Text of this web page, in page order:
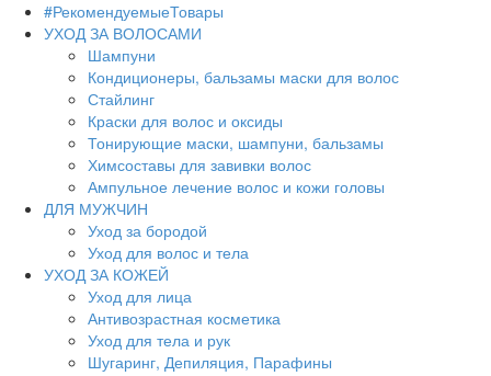
#РекомендуемыеТовары
УХОД ЗА ВОЛОСАМИ
Шампуни
Кондиционеры, бальзамы маски для волос
Стайлинг
Краски для волос и оксиды
Тонирующие маски, шампуни, бальзамы
Химсоставы для завивки волос
Ампульное лечение волос и кожи головы
ДЛЯ МУЖЧИН
Уход за бородой
Уход для волос и тела
УХОД ЗА КОЖЕЙ
Уход для лица
Антивозрастная косметика
Уход для тела и рук
Шугаринг, Депиляция, Парафины